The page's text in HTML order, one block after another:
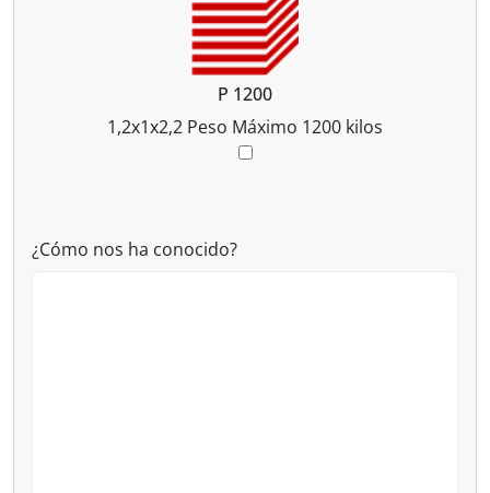
P 1200
1,2x1x2,2 Peso Máximo 1200 kilos
¿Cómo nos ha conocido?